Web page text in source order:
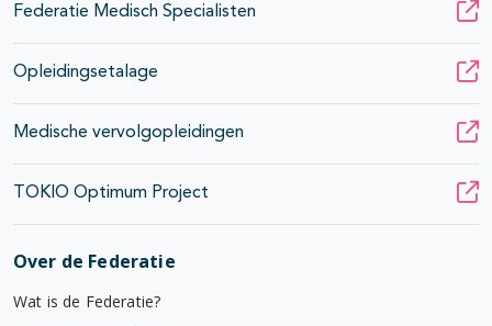
Federatie Medisch Specialisten
Opleidingsetalage
Medische vervolgopleidingen
TOKIO Optimum Project
Over de Federatie
Wat is de Federatie?